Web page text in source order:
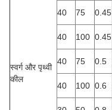
स्वर्ग और पृथ्वी
कील
40
75 0.45
40
100 0.45
40
75 0.5
40
100 0.6